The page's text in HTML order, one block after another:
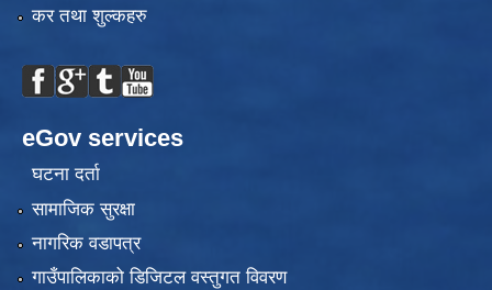
कर तथा शुल्कहरु
eGov services
घटना दर्ता
सामाजिक सुरक्षा
नागरिक वडापत्र
गाउँपालिकाको डिजिटल वस्तुगत विवरण